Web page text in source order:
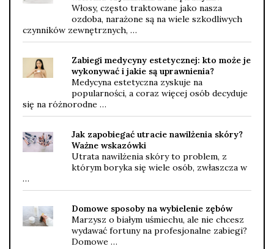
Włosy, często traktowane jako nasza
ozdoba, narażone są na wiele szkodliwych
czynników zewnętrznych, …
Zabiegi medycyny estetycznej: kto może je
wykonywać i jakie są uprawnienia?
Medycyna estetyczna zyskuje na
popularności, a coraz więcej osób decyduje
się na różnorodne …
Jak zapobiegać utracie nawilżenia skóry?
Ważne wskazówki
Utrata nawilżenia skóry to problem, z
którym boryka się wiele osób, zwłaszcza w
…
Domowe sposoby na wybielenie zębów
Marzysz o białym uśmiechu, ale nie chcesz
wydawać fortuny na profesjonalne zabiegi?
Domowe …